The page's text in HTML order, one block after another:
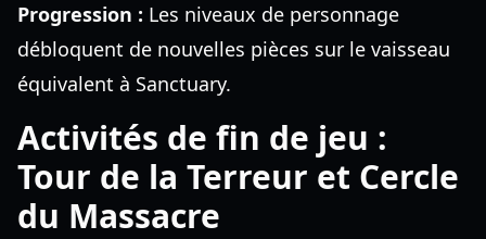
Progression : Les niveaux de personnage
débloquent de nouvelles pièces sur le vaisseau
équivalent à Sanctuary.
Activités de fin de jeu :
Tour de la Terreur et Cercle
du Massacre